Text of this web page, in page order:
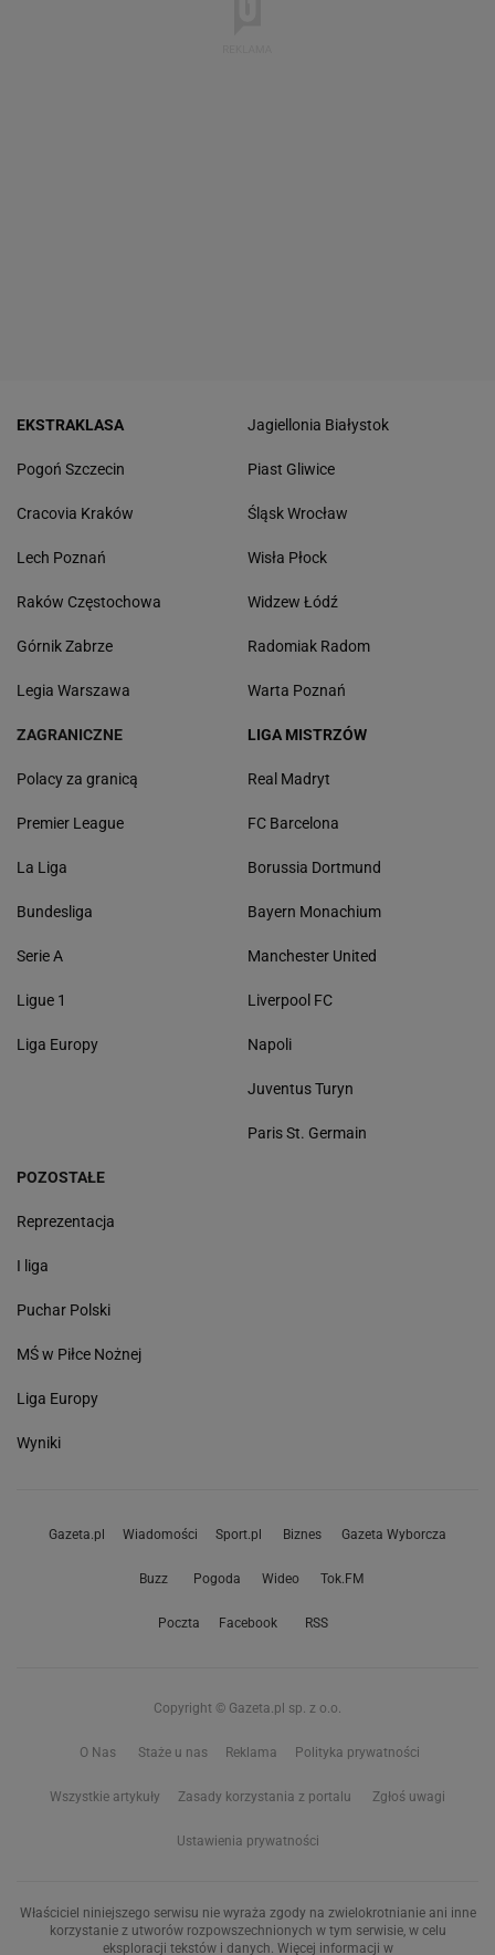
EKSTRAKLASA
Pogoń Szczecin
Cracovia Kraków
Lech Poznań
Raków Częstochowa
Górnik Zabrze
Legia Warszawa
Jagiellonia Białystok
Piast Gliwice
Śląsk Wrocław
Wisła Płock
Widzew Łódź
Radomiak Radom
Warta Poznań
ZAGRANICZNE
Polacy za granicą
Premier League
La Liga
Bundesliga
Serie A
Ligue 1
Liga Europy
LIGA MISTRZÓW
Real Madryt
FC Barcelona
Borussia Dortmund
Bayern Monachium
Manchester United
Liverpool FC
Napoli
Juventus Turyn
Paris St. Germain
POZOSTAŁE
Reprezentacja
I liga
Puchar Polski
MŚ w Piłce Nożnej
Liga Europy
Wyniki
Gazeta.pl Wiadomości Sport.pl Biznes Gazeta Wyborcza
Buzz Pogoda Wideo Tok.FM
Poczta Facebook RSS
Copyright © Gazeta.pl sp. z o.o.
O Nas Staże u nas Reklama Polityka prywatności
Wszystkie artykuły Zasady korzystania z portalu Zgłoś uwagi
Ustawienia prywatności
Właściciel niniejszego serwisu nie wyraża zgody na zwielokrotnianie ani inne
korzystanie z utworów rozpowszechnionych w tym serwisie, w celu
eksploracji tekstów i danych. Więcej informacji w